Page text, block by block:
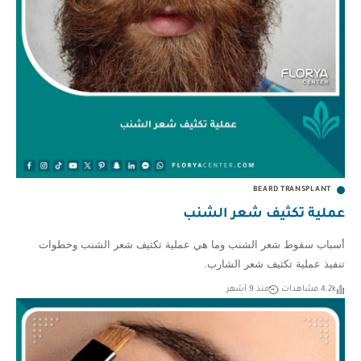
BEARD TRANSPLANT
عملية تكثيف شعر الشنب
أسباب سقوط شعر الشنب وما هي عملية تكثيف شعر الشنب وخطوات
تنفيذ عملية تكثيف شعر الشارب.
4.2k مشاهدات منذ 9 أشهر